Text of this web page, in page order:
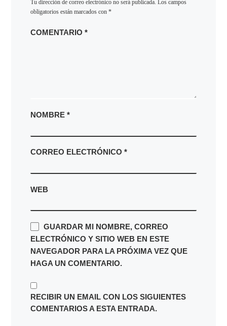
Tu dirección de correo electrónico no será publicada. Los campos
obligatorios están marcados con *
COMENTARIO *
NOMBRE *
CORREO ELECTRÓNICO *
WEB
GUARDAR MI NOMBRE, CORREO
ELECTRÓNICO Y SITIO WEB EN ESTE
NAVEGADOR PARA LA PRÓXIMA VEZ QUE
HAGA UN COMENTARIO.
RECIBIR UN EMAIL CON LOS SIGUIENTES
COMENTARIOS A ESTA ENTRADA.